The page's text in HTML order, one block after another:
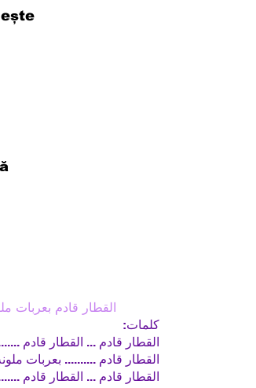
القطار قادم بعربات
كلمات:
القطار قادم ... القطار قادم
القطار قادم .......... بعربات
القطار قادم ... القطار قادم